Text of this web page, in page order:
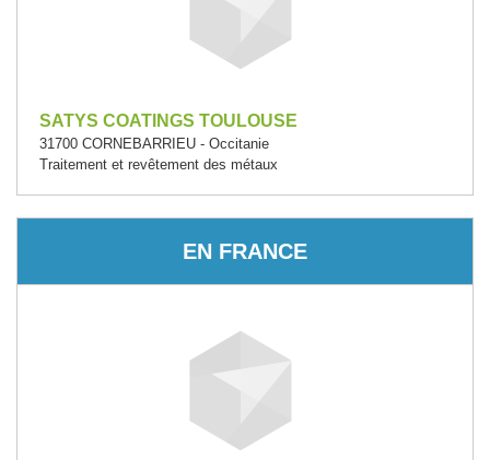
SATYS COATINGS TOULOUSE
31700 CORNEBARRIEU - Occitanie
Traitement et revêtement des métaux
EN FRANCE